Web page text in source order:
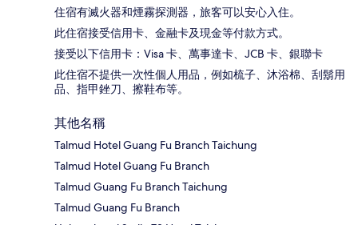
住宿有滅火器和煙霧探測器，旅客可以安心入住。
此住宿接受信用卡、金融卡及現金等付款方式。
接受以下信用卡：Visa 卡、萬事達卡、JCB 卡、銀聯卡
此住宿不提供一次性個人用品，例如梳子、沐浴棉、刮鬍用
品、指甲銼刀、擦鞋布等。
其他名稱
Talmud Hotel Guang Fu Branch Taichung
Talmud Hotel Guang Fu Branch
Talmud Guang Fu Branch Taichung
Talmud Guang Fu Branch